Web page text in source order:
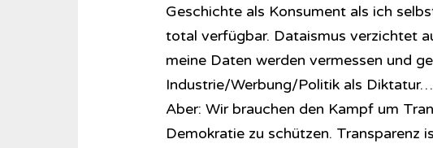
Geschichte als Konsument als ich
total verfügbar. Dataismus verzichtet
meine Daten werden vermessen und
Industrie/Werbung/Politik als Diktatur…
Aber: Wir brauchen den Kampf um
Demokratie zu schützen. Transparenz